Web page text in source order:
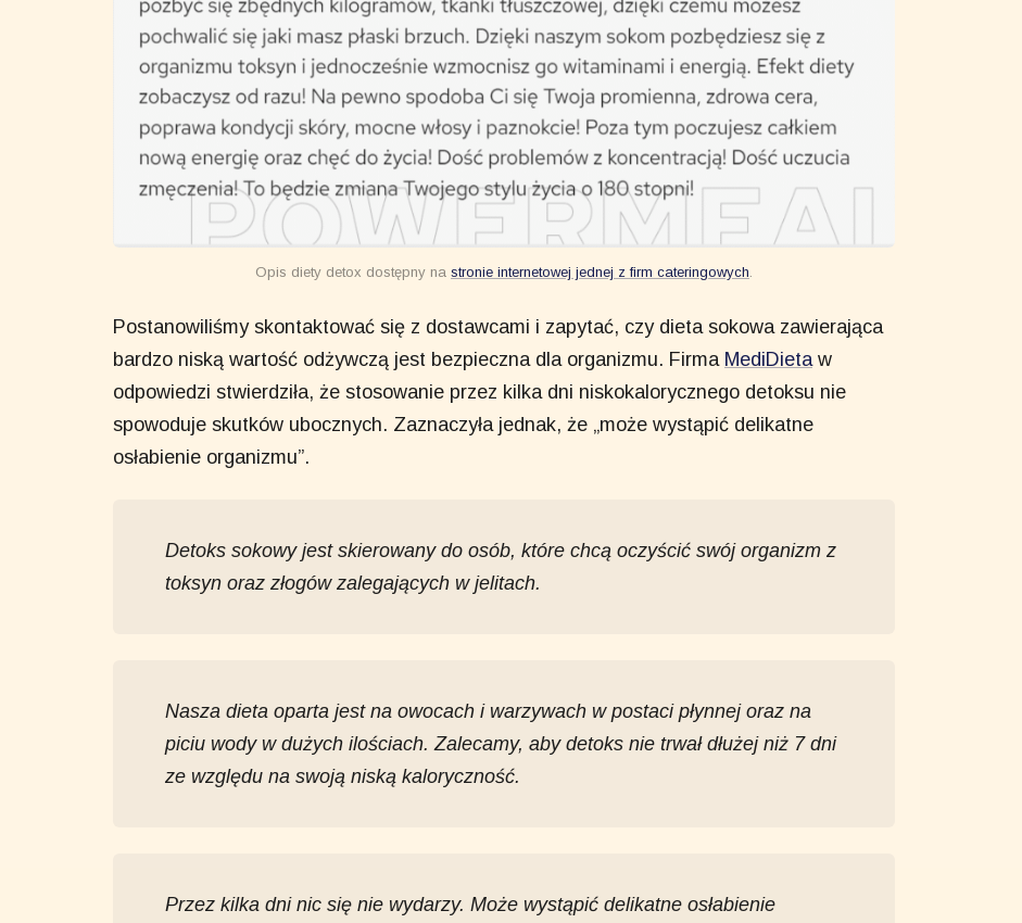
Opis diety detox dostępny na stronie internetowej jednej z firm cateringowych
Postanowiliśmy skontaktować się z dostawcami i zapytać, czy dieta sokowa zawierająca
bardzo niską wartość odżywczą jest bezpieczna dla organizmu. Firma MediDieta w
odpowiedzi stwierdziła, że stosowanie przez kilka dni niskokalorycznego detoksu nie
spowoduje skutków ubocznych. Zaznaczyła jednak, że „może wystąpić delikatne
osłabienie organizmu”.
Detoks sokowy jest skierowany do osób, które chcą oczyścić swój organizm z
toksyn oraz złogów zalegających w jelitach.
Nasza dieta oparta jest na owocach i warzywach w postaci płynnej oraz na
piciu wody w dużych ilościach. Zalecamy, aby detoks nie trwał dłużej niż 7 dni
ze względu na swoją niską kaloryczność.
Przez kilka dni nic się nie wydarzy. Może wystąpić delikatne osłabienie